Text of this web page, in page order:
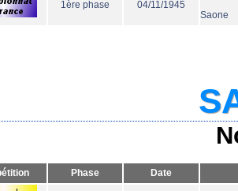
1ère phase 04/11/1945
Saone
Phase Date